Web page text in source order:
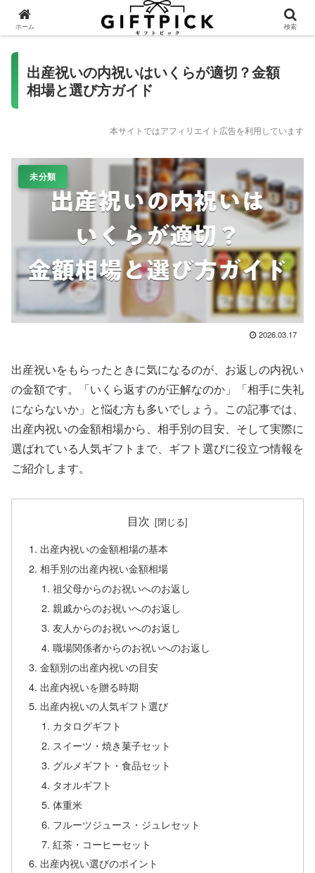
出産祝いの内祝いはいくらが適切？金額
相場と選び方ガイド
本サイトではアフィリエイト広告を利用しています
未分類
2026.03.17
出産祝いをもらったときに気になるのが、お返しの内祝い
の金額です。「いくら返すのが正解なのか」「相手に失礼
にならないか」と悩む方も多いでしょう。この記事では、
出産内祝いの金額相場から、相手別の目安、そして実際に
選ばれている人気ギフトまで、ギフト選びに役立つ情報を
ご紹介します。
目次
出産内祝いの金額相場の基本
相手別の出産内祝い金額相場
祖父母からのお祝いへのお返し
親戚からのお祝いへのお返し
友人からのお祝いへのお返し
職場関係者からのお祝いへのお返し
金額別の出産内祝いの目安
出産内祝いを贈る時期
出産内祝いの人気ギフト選び
カタログギフト
スイーツ・焼き菓子セット
グルメギフト・食品セット
タオルギフト
体重米
フルーツジュース・ジュレセット
紅茶・コーヒーセット
出産内祝い選びのポイント
ホーム 検索